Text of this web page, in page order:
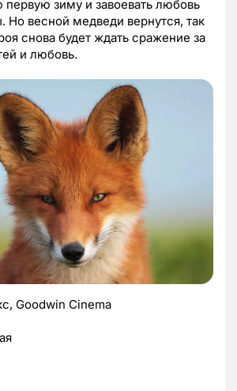
первую зиму и завоевать любовь
Но весной медведи вернутся, так
снова будет ждать сражение за
и любовь.
Goodwin Cinema